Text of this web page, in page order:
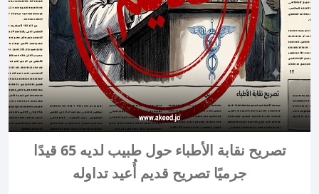
تصريح نقابة الأطباء حول طبيب لديه 65 قيدًا
جرميًا تصريح قديم أُعيد تداوله